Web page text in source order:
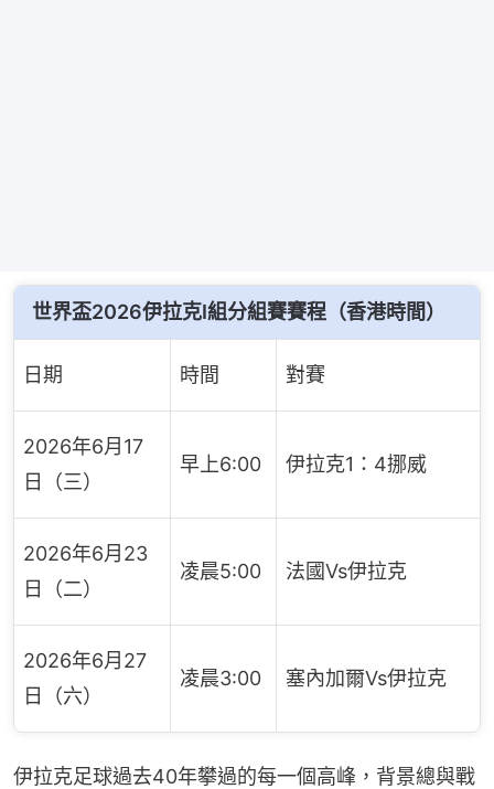
世界盃2026伊拉克I組分組賽賽程（香港時間）
日期 時間 對賽
2026年6月17
日（三）
早上6:00 伊拉克1：4挪威
2026年6月23
日（二）
凌晨5:00 法國Vs伊拉克
2026年6月27
日（六）
凌晨3:00 塞內加爾Vs伊拉克
伊拉克足球過去40年攀過的每一個高峰，背景總與戰